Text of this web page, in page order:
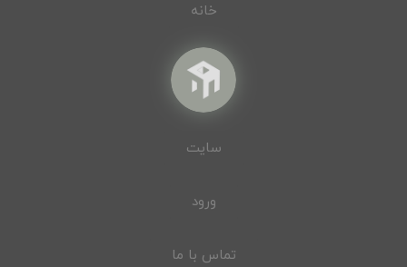
خانه
سایت
ورود
تماس با ما